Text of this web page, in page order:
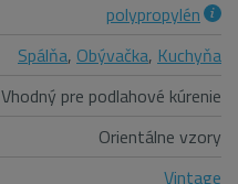
polypropylén
Spálňa, Obývačka, Kuchyňa
Vhodný pre podlahové kúrenie
Orientálne vzory
Vintage